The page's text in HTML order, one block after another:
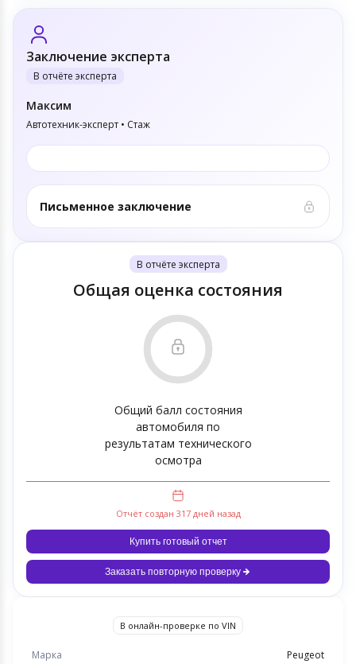
Заключение эксперта
В отчёте эксперта
Максим
Автотехник-эксперт • Стаж
Письменное заключение
В отчёте эксперта
Общая оценка состояния
Общий балл состояния
автомобиля по
результатам технического
осмотра
Отчёт создан 317 дней назад
Купить готовый отчет
Заказать повторную проверку
В онлайн-проверке по VIN
Марка
Peugeot